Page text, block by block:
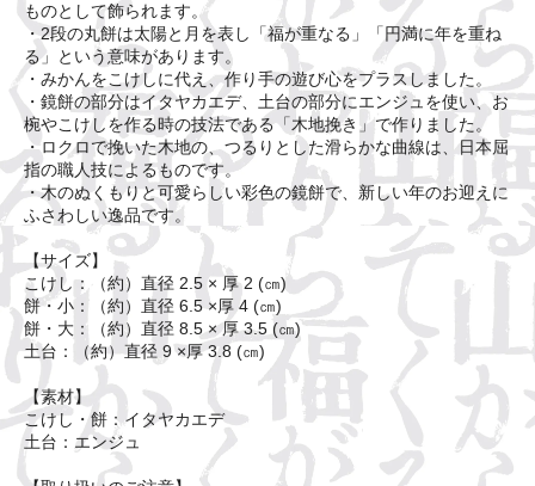
ものとして飾られます。
・2段の丸餅は太陽と月を表し「福が重なる」「円満に年を重ね
る」という意味があります。
・みかんをこけしに代え、作り手の遊び心をプラスしました。
・鏡餅の部分はイタヤカエデ、土台の部分にエンジュを使い、お
椀やこけしを作る時の技法である「木地挽き」で作りました。
・ロクロで挽いた木地の、つるりとした滑らかな曲線は、日本屈
指の職人技によるものです。
・木のぬくもりと可愛らしい彩色の鏡餅で、新しい年のお迎えに
ふさわしい逸品です。
【サイズ】
こけし：（約）直径 2.5 × 厚 2 (㎝)
餅・小：（約）直径 6.5 ×厚 4 (㎝)
餅・大：（約）直径 8.5 × 厚 3.5 (㎝)
土台：（約）直径 9 ×厚 3.8 (㎝)
【素材】
こけし・餅：イタヤカエデ
土台：エンジュ